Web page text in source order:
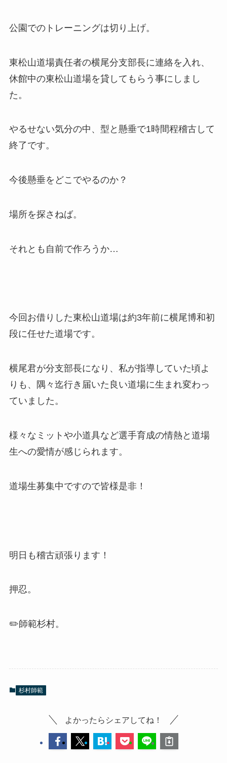
公園でのトレーニングは切り上げ。
東松山道場責任者の横尾分支部長に連絡を入れ、
休館中の東松山道場を貸してもらう事にしまし
た。
やるせない気分の中、型と懸垂で1時間程稽古して
終了です。
今後懸垂をどこでやるのか？
場所を探さねば。
それとも自前で作ろうか…
今回お借りした東松山道場は約3年前に横尾博和初
段に任せた道場です。
横尾君が分支部長になり、私が指導していた頃よ
りも、隅々迄行き届いた良い道場に生まれ変わっ
ていました。
様々なミットや小道具など選手育成の情熱と道場
生への愛情が感じられます。
道場生募集中ですので皆様是非！
明日も稽古頑張ります！
押忍。
✏️師範杉村。
杉村師範
よかったらシェアしてね！